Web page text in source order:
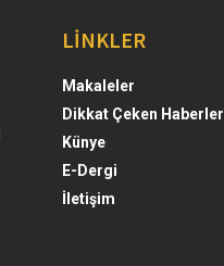
LİNKLER
Makaleler
Dikkat Çeken Haberler
Künye
E-Dergi
İletişim